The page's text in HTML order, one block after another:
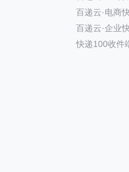
百递云·电商
百递云·企业
快递100收件